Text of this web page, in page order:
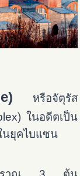
หรือจัตุรัส
ในอดีตเป็น
นยุคไบแซน